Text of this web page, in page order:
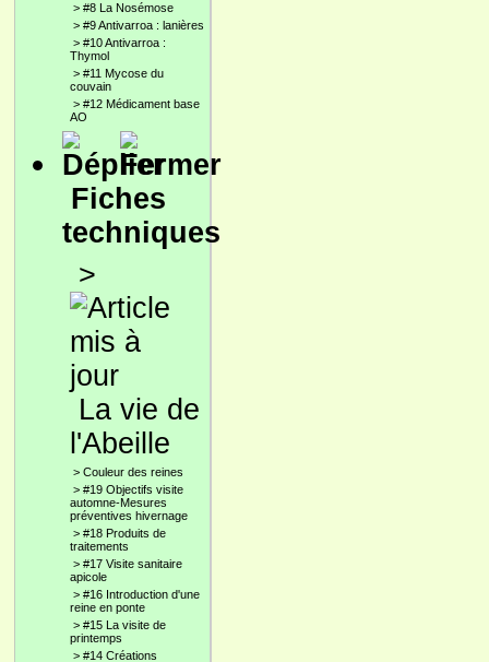
> #8 La Nosémose
> #9 Antivarroa : lanières
> #10 Antivarroa :
Thymol
> #11 Mycose du
couvain
> #12 Médicament base
AO
Fiches
techniques
>
La vie de
l'Abeille
> Couleur des reines
> #19 Objectifs visite
automne-Mesures
préventives hivernage
> #18 Produits de
traitements
> #17 Visite sanitaire
apicole
> #16 Introduction d'une
reine en ponte
> #15 La visite de
printemps
> #14 Créations